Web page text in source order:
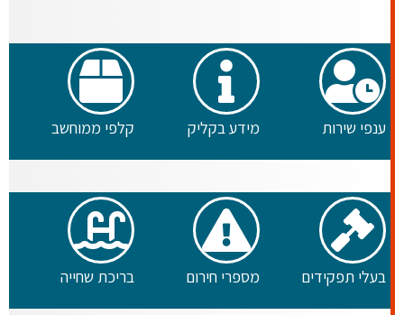
מידע בקליק קלפי ממוחשב
מספרי חירום בריכת שחייה